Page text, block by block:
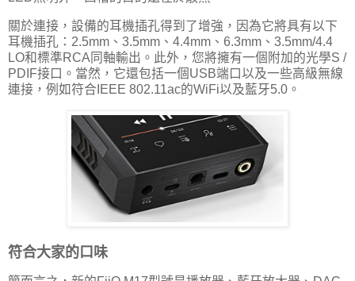
關於連接，設備的耳機插孔得到了增強，因為它將具有以下
耳機插孔：2.5mm、3.5mm、4.4mm、6.3mm、3.5mm/4.4
LO和標準RCA同軸輸出。此外，您將擁有一個附加的光學S /
PDIF接口。當然，它還包括一個USB端口以及一些高級無線
連接，例如符合IEEE 802.11ac的WiFi以及藍牙5.0。
符合大家的口味